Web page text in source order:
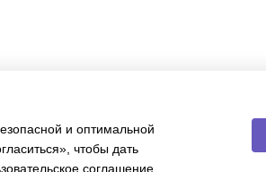
и оптимальной
чтобы дать
соглашение